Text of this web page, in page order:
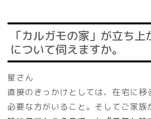
「カルガモの家」が立ち
について伺えますか。
星さん
直接のきっかけとしては、在宅に移
必要な方がいること。そしてご家族